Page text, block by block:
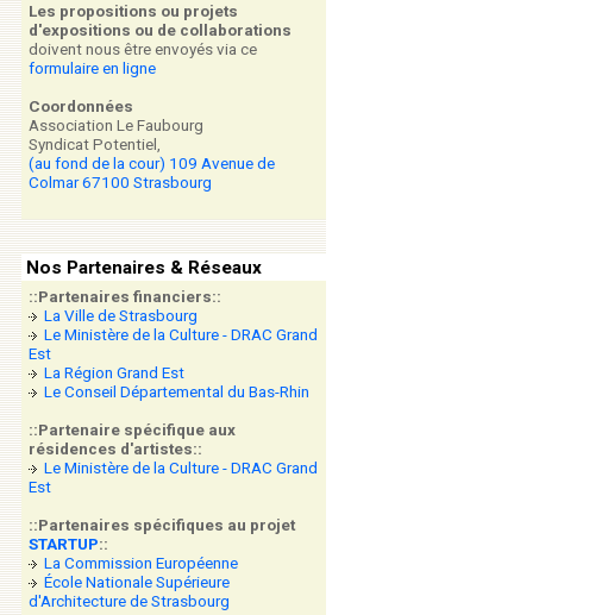
Les propositions ou projets
d'expositions ou de collaborations
doivent nous être envoyés via ce
formulaire en ligne
Coordonnées
Association Le Faubourg
Syndicat Potentiel,
(au fond de la cour) 109 Avenue de
Colmar 67100 Strasbourg
Nos Partenaires & Réseaux
::Partenaires financiers::
La Ville de Strasbourg
Le Ministère de la Culture - DRAC Grand
Est
La Région Grand Est
Le Conseil Départemental du Bas-Rhin
::Partenaire spécifique aux
résidences d'artistes::
Le Ministère de la Culture - DRAC Grand
Est
::Partenaires spécifiques au projet
STARTUP::
La Commission Européenne
École Nationale Supérieure
d'Architecture de Strasbourg